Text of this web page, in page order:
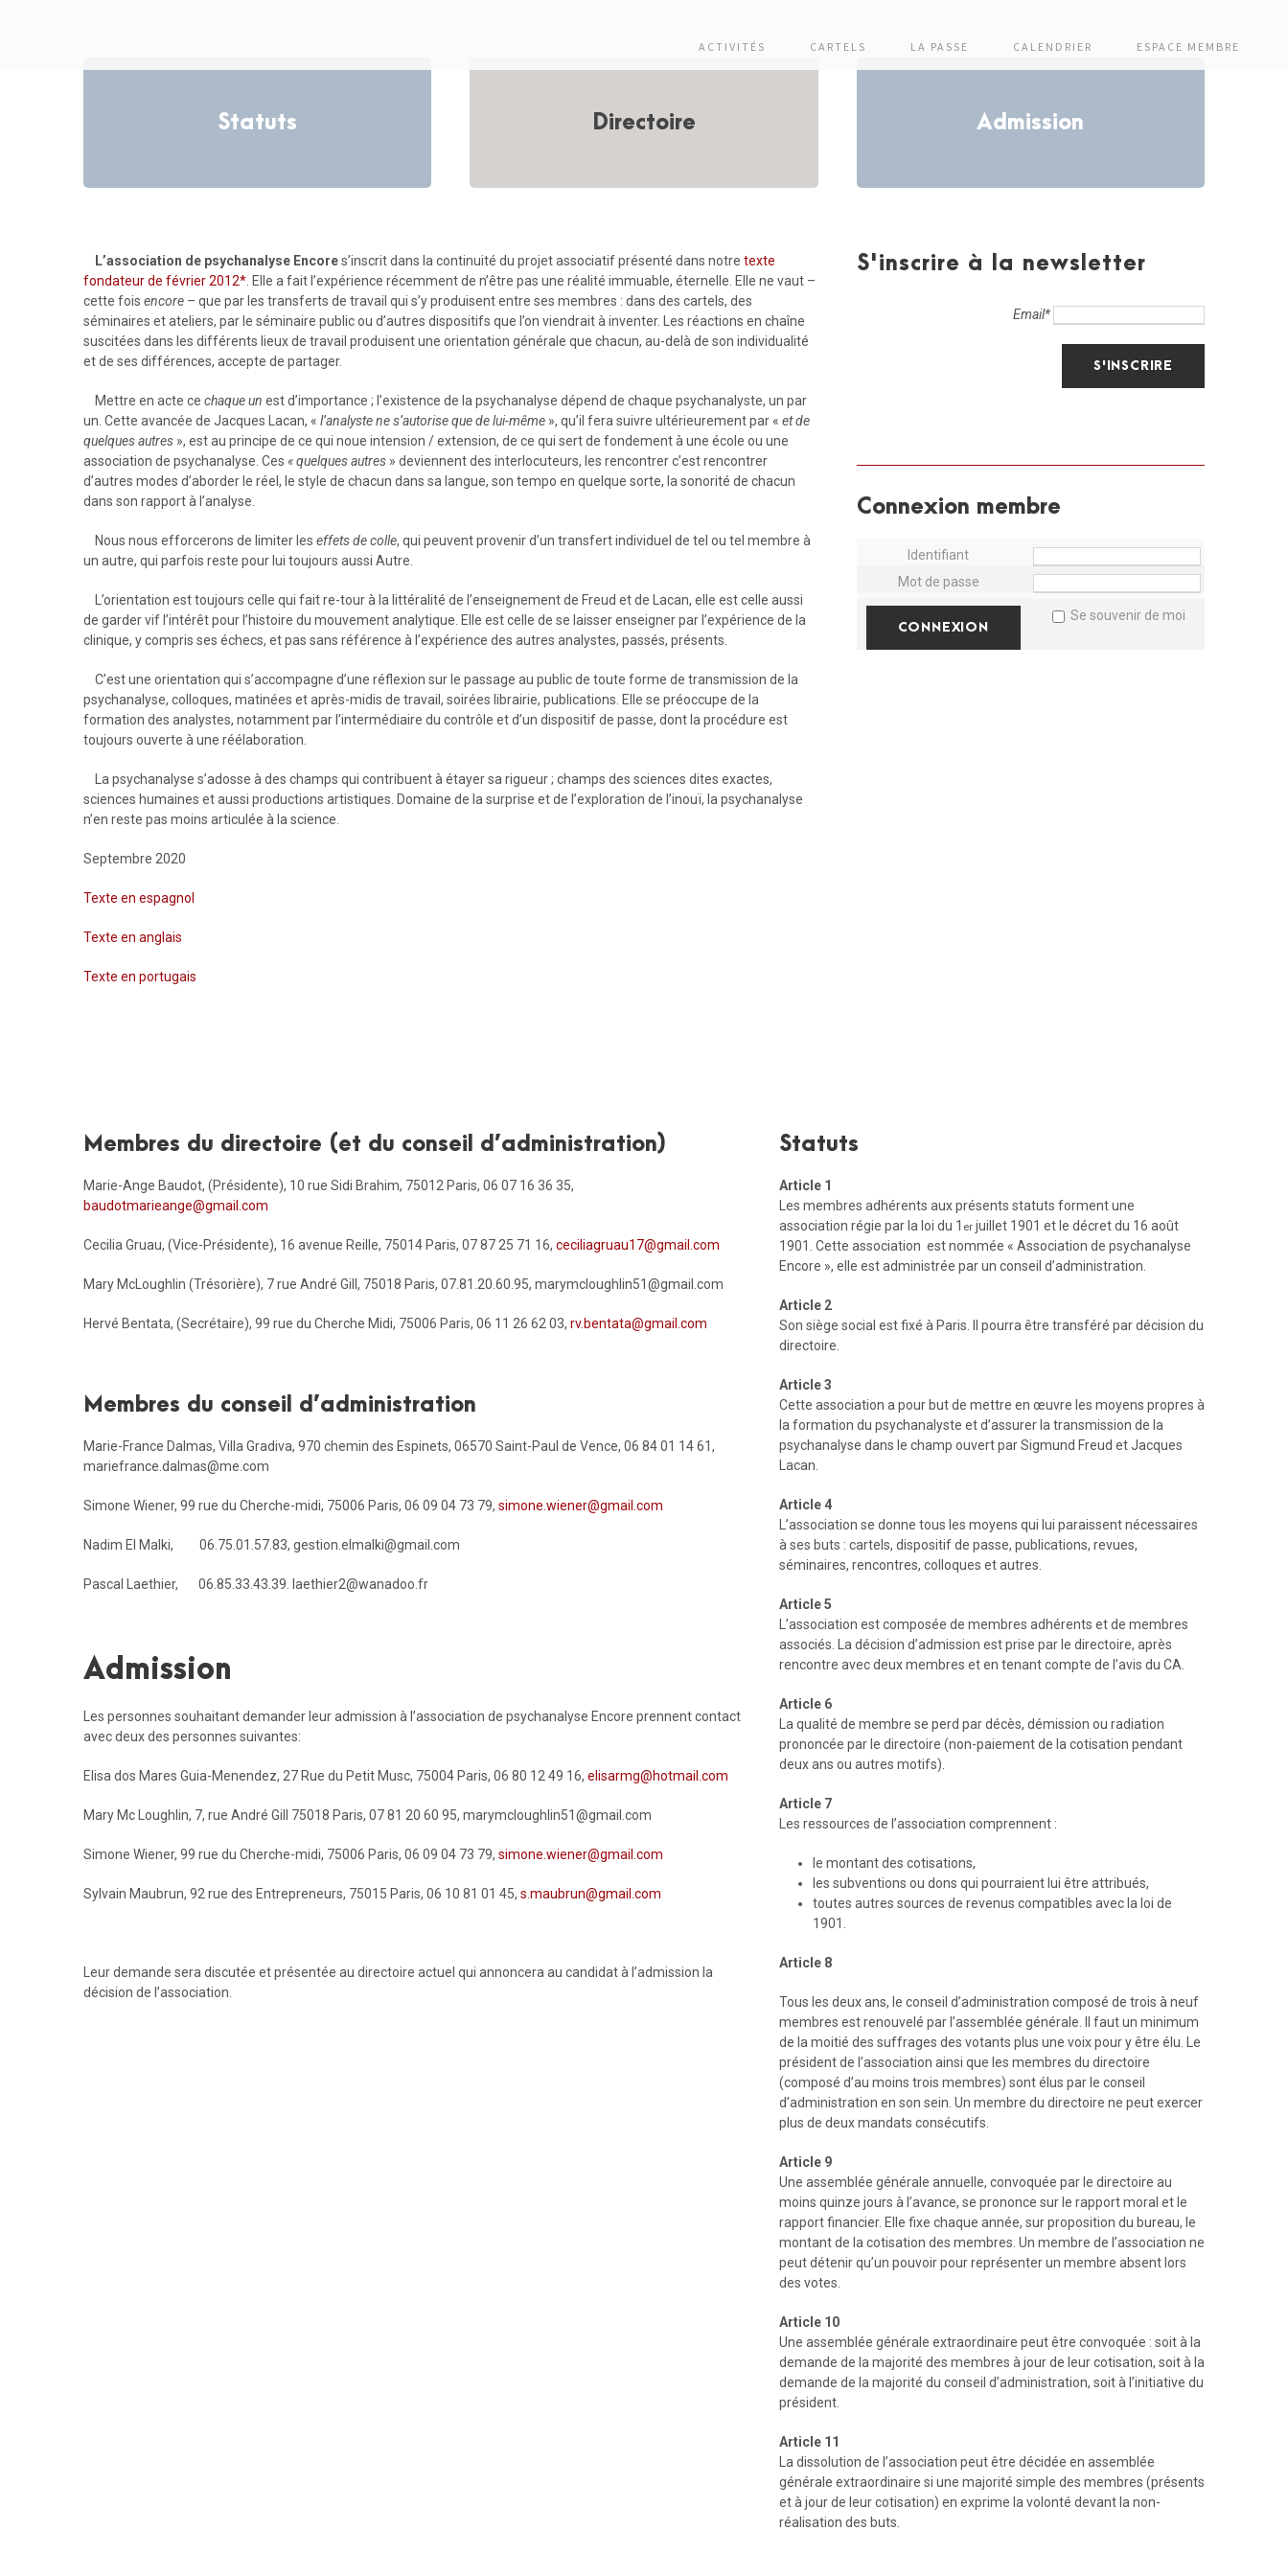
ACTIVITÉS CARTELS LA PASSE CALENDRIER ESPACE MEMBRE
Statuts Directoire Admission
L’association de psychanalyse Encores’inscrit dans la continuité du projet associatif présenté dans notre texte
fondateur de février 2012* . Elle a fait l’expérience récemment de n’être pas une réalité immuable, éternelle. Elle ne vaut –
cette fois encore – que par les transferts de travail qui s’y produisent entre ses membres : dans des cartels, des
séminaires et ateliers, par le séminaire public ou d’autres dispositifs que l’on viendrait à inventer. Les réactions en chaîne
suscitées dans les différents lieux de travail produisent une orientation générale que chacun, au-delà de son individualité
et de ses différences, accepte de partager.
Mettre en acte ce chaque un est d’importance ; l’existence de la psychanalyse dépend de chaque psychanalyste, un par
un. Cette avancée de Jacques Lacan, « l’analyste ne s’autorise que de lui-même », qu’il fera suivre ultérieurement par « et de
quelques autres », est au principe de ce qui noue intension / extension, de ce qui sert de fondement à une école ou une
association de psychanalyse. Ces « quelques autres » deviennent des interlocuteurs, les rencontrer c’est rencontrer
d’autres modes d’aborder le réel, le style de chacun dans sa langue, son tempo en quelque sorte, la sonorité de chacun
dans son rapport à l’analyse.
Nous nous efforcerons de limiter les effets de colle, qui peuvent provenir d’un transfert individuel de tel ou tel membre à
un autre, qui parfois reste pour lui toujours aussi Autre.
L’orientation est toujours celle qui fait re-tour à la littéralité de l’enseignement de Freud et de Lacan, elle est celle aussi
de garder vif l’intérêt pour l’histoire du mouvement analytique. Elle est celle de se laisser enseigner par l’expérience de la
clinique, y compris ses échecs, et pas sans référence à l’expérience des autres analystes, passés, présents.
C’est une orientation qui s’accompagne d’une réflexion sur le passage au public de toute forme de transmission de la
psychanalyse, colloques, matinées et après-midis de travail, soirées librairie, publications. Elle se préoccupe de la
formation des analystes, notamment par l’intermédiaire du contrôle et d’un dispositif de passe, dont la procédure est
toujours ouverte à une réélaboration.
La psychanalyse s’adosse à des champs qui contribuent à étayer sa rigueur ; champs des sciences dites exactes,
sciences humaines et aussi productions artistiques. Domaine de la surprise et de l’exploration de l’inouï, la psychanalyse
n’en reste pas moins articulée à la science.
Septembre 2020
Texte en espagnol
Texte en anglais
Texte en portugais
S'inscrire à la newsletter
Email*
Connexion membre
Identifiant
Mot de passe
Se souvenir de moi
Membres du directoire (et du conseil d’administration)
Marie-Ange Baudot, (Présidente), 10 rue Sidi Brahim, 75012 Paris, 06 07 16 36 35,
baudotmarieange@gmail.com
Cecilia Gruau, (Vice-Présidente), 16 avenue Reille, 75014 Paris, 07 87 25 71 16, ceciliagruau17@gmail.com
Mary McLoughlin (Trésorière), 7 rue André Gill, 75018 Paris, 07.81.20.60.95, marymcloughlin51@gmail.com
Hervé Bentata, (Secrétaire), 99 rue du Cherche Midi, 75006 Paris, 06 11 26 62 03, rv.bentata@gmail.com
Membres du conseil d’administration
Marie-France Dalmas, Villa Gradiva, 970 chemin des Espinets, 06570 Saint-Paul de Vence, 06 84 01 14 61,
mariefrance.dalmas@me.com
Simone Wiener, 99 rue du Cherche-midi, 75006 Paris, 06 09 04 73 79, simone.wiener@gmail.com
Nadim El Malki, 06.75.01.57.83, gestion.elmalki@gmail.com
Pascal Laethier, 06.85.33.43.39. laethier2@wanadoo.fr
Admission
Les personnes souhaitant demander leur admission à l’association de psychanalyse Encore prennent contact
avec deux des personnes suivantes:
Elisa dos Mares Guia-Menendez, 27 Rue du Petit Musc, 75004 Paris, 06 80 12 49 16, elisarmg@hotmail.com
Mary Mc Loughlin, 7, rue André Gill 75018 Paris, 07 81 20 60 95, marymcloughlin51@gmail.com
Simone Wiener, 99 rue du Cherche-midi, 75006 Paris, 06 09 04 73 79, simone.wiener@gmail.com
Sylvain Maubrun, 92 rue des Entrepreneurs, 75015 Paris, 06 10 81 01 45, s.maubrun@gmail.com
Leur demande sera discutée et présentée au directoire actuel qui annoncera au candidat à l’admission la
décision de l’association.
Statuts
Article 1
Les membres adhérents aux présents statuts forment une
association régie par la loi du 1 er juillet 1901 et le décret du 16 août
1901. Cette association est nommée « Association de psychanalyse
Encore », elle est administrée par un conseil d’administration.
Article 2
Son siège social est fixé à Paris. Il pourra être transféré par décision du
directoire.
Article 3
Cette association a pour but de mettre en œuvre les moyens propres à
la formation du psychanalyste et d’assurer la transmission de la
psychanalyse dans le champ ouvert par Sigmund Freud et Jacques
Lacan.
Article 4
L’association se donne tous les moyens qui lui paraissent nécessaires
à ses buts : cartels, dispositif de passe, publications, revues,
séminaires, rencontres, colloques et autres.
Article 5
L’association est composée de membres adhérents et de membres
associés. La décision d’admission est prise par le directoire, après
rencontre avec deux membres et en tenant compte de l’avis du CA.
Article 6
La qualité de membre se perd par décès, démission ou radiation
prononcée par le directoire (non-paiement de la cotisation pendant
deux ans ou autres motifs).
Article 7
Les ressources de l’association comprennent :
le montant des cotisations,
les subventions ou dons qui pourraient lui être attribués,
toutes autres sources de revenus compatibles avec la loi de
1901.
Article 8
Tous les deux ans, le conseil d’administration composé de trois à neuf
membres est renouvelé par l’assemblée générale. Il faut un minimum
de la moitié des suffrages des votants plus une voix pour y être élu. Le
président de l’association ainsi que les membres du directoire
(composé d’au moins trois membres) sont élus par le conseil
d’administration en son sein. Un membre du directoire ne peut exercer
plus de deux mandats consécutifs.
Article 9
Une assemblée générale annuelle, convoquée par le directoire au
moins quinze jours à l’avance, se prononce sur le rapport moral et le
rapport financier. Elle fixe chaque année, sur proposition du bureau, le
montant de la cotisation des membres. Un membre de l’association ne
peut détenir qu’un pouvoir pour représenter un membre absent lors
des votes.
Article 10
Une assemblée générale extraordinaire peut être convoquée : soit à la
demande de la majorité des membres à jour de leur cotisation, soit à la
demande de la majorité du conseil d’administration, soit à l’initiative du
président.
Article 11
La dissolution de l’association peut être décidée en assemblée
générale extraordinaire si une majorité simple des membres (présents
et à jour de leur cotisation) en exprime la volonté devant la non-
réalisation des buts.